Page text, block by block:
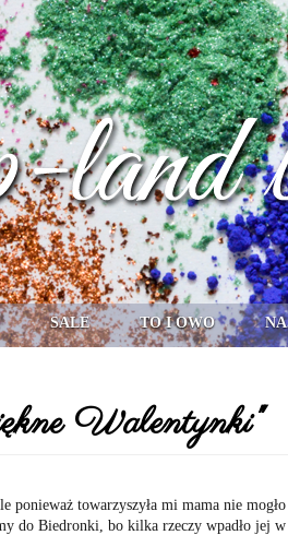
SALE TO I OWO
Walentynki"
ponieważ towarzyszyła mi mama nie mogło
do Biedronki, bo kilka rzeczy wpadło jej w